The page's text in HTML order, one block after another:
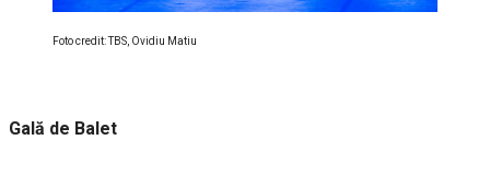
Foto credit: TBS, Ovidiu Matiu
Gală de Balet